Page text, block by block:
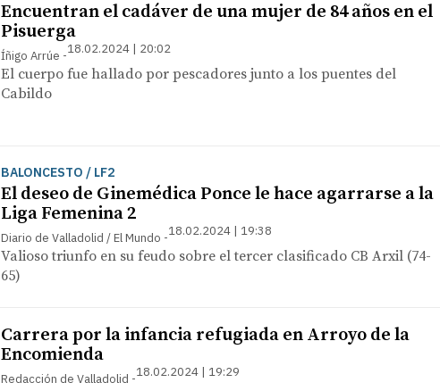
Encuentran el cadáver de una mujer de 84 años en el
Pisuerga
Íñigo Arrúe 18.02.2024 | 20:02
El cuerpo fue hallado por pescadores junto a los puentes del
Cabildo
BALONCESTO / LF2
El deseo de Ginemédica Ponce le hace agarrarse a la
Liga Femenina 2
Diario de Valladolid / El Mundo 18.02.2024 | 19:38
Valioso triunfo en su feudo sobre el tercer clasificado CB Arxil (74-
65)
Carrera por la infancia refugiada en Arroyo de la
Encomienda
Redacción de Valladolid 18.02.2024 | 19:29